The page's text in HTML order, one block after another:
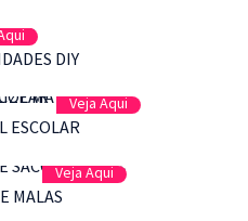
DIY
Veja Aqui
ESCOLAR
Veja Aqui
MALAS